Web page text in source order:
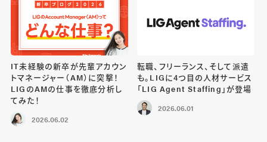
IT未経験の新卒が先輩アカウン
トマネージャー（AM）に突撃！
LIGのAMの仕事を徹底分析し
てみた！
2026.06.02
転職、フリーランス、そして派遣
も。LIGに4つ目の人材サービス
「LIG Agent Staffing」が登場
2026.06.01